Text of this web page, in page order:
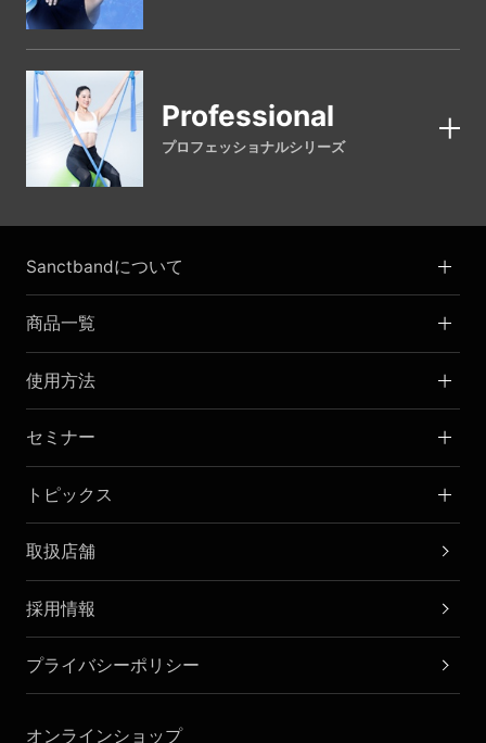
Professional
プロフェッショナルシリーズ
Sanctbandについて
商品一覧
使用方法
セミナー
トピックス
取扱店舗
採用情報
プライバシーポリシー
オンラインショップ